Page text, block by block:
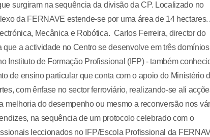
surgiram na sequência da divisão da CP. Localizado no
da FERNAVE estende-se por uma área de 14 hectares.
Mecânica e Robótica. Carlos Ferreira, director do
a actividade no Centro se desenvolve em três domínios
Instituto de Formação Profissional (IFP) - também
de ensino particular que conta com o apoio do Ministério
com ênfase no sector ferroviário, realizando-se ali
melhoria do desempenho ou mesmo a reconversão nos
na sequência de um protocolo celebrado com o
leccionados no IFP/Escola Profissional da